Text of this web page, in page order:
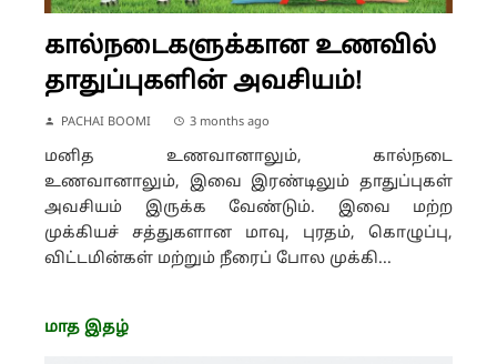
கால்நடைகளுக்கான உணவில்
தாதுப்புகளின் அவசியம்!
PACHAI BOOMI 3 months ago
மனித உணவானாலும், கால்நடை
உணவானாலும், இவை இரண்டிலும் தாதுப்புகள்
அவசியம் இருக்க வேண்டும். இவை மற்ற
முக்கியச் சத்துகளான மாவு, புரதம், கொழுப்பு,
விட்டமின்கள் மற்றும் நீரைப் போல முக்கி...
மாத இதழ்